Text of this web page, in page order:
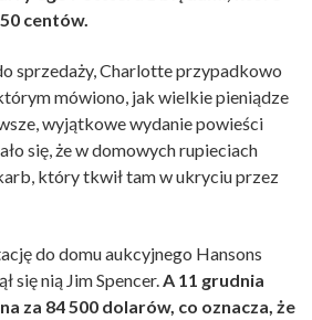
centów.
sprzedaży, Charlotte przypadkowo
mówiono, jak wielkie pieniądze
wyjątkowe wydanie powieści
się, że w domowych rupieciach
który tkwił tam w ukryciu przez
do domu aukcyjnego Hansons
się nią Jim Spencer.A 11 grudnia
za 84 500 dolarów, co oznacza, że